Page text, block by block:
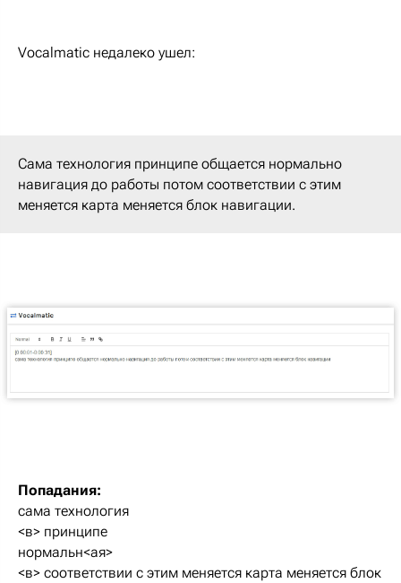
Vocalmatic недалеко ушел:
Сама технология принципе общается нормально
навигация до работы потом соответствии с этим
меняется карта меняется блок навигации.
Попадания:
сама технология
<в> принципе
нормальн<ая>
<в> соответствии с этим меняется карта меняется блок